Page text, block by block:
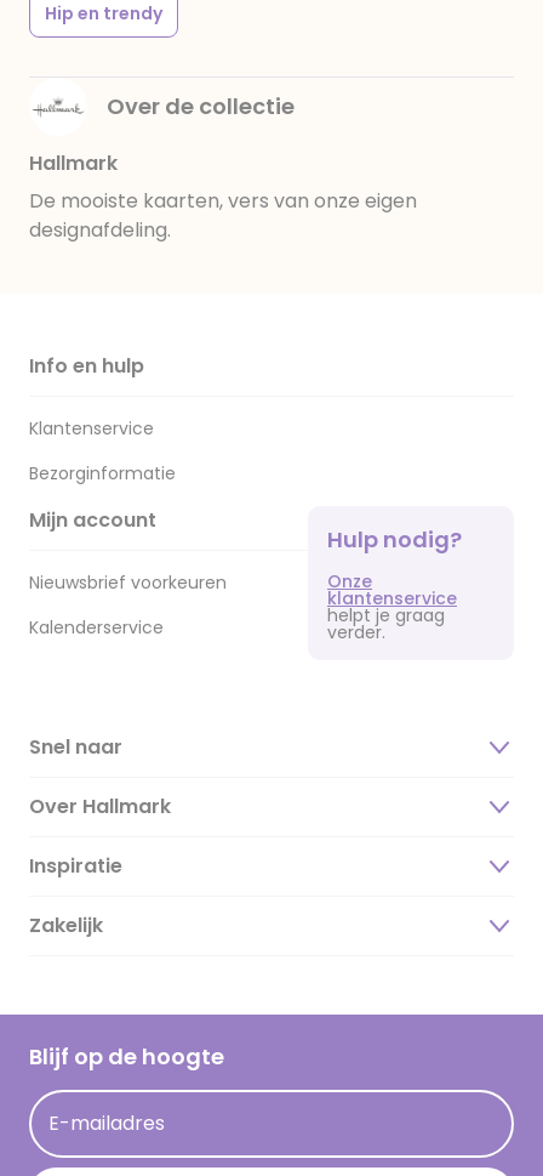
Hip en trendy
Over de collectie
Hallmark
De mooiste kaarten, vers van onze eigen
designafdeling.
Info en hulp
Klantenservice
Bezorginformatie
Mijn account
Nieuwsbrief voorkeuren
Kalenderservice
Hulp nodig?
Onze
klantenservice
helpt je graag
verder.
Snel naar
Over Hallmark
Over ons
Duurzaamheid
Hallmark Kaartclub
Acties
Persberichten
Inspiratie
Magazine
Cadeau inspiratie
Kaartinspiratie
Zakelijk
Blijf op de hoogte
E-mailadres